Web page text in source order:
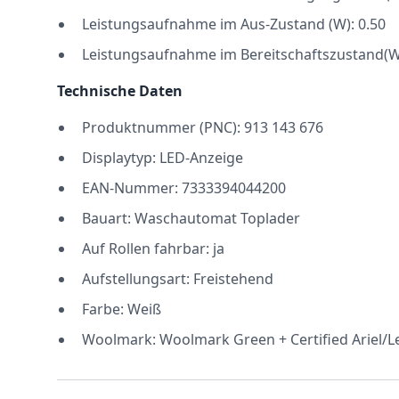
Leistungsaufnahme im Aus-Zustand (W): 0.50
Leistungsaufnahme im
Technische Daten
Produktnummer (PNC): 913 143 676
Displaytyp: LED-Anzeige
EAN-Nummer: 7333394044200
Bauart: Waschautomat Toplader
Auf Rollen fahrbar: ja
Aufstellungsart: Freistehend
Farbe: Weiß
Woolmark: Woolmark Green + Certified Ariel/